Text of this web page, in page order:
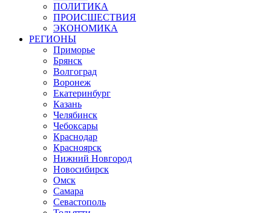
ПОЛИТИКА
ПРОИСШЕСТВИЯ
ЭКОНОМИКА
РЕГИОНЫ
Приморье
Брянск
Волгоград
Воронеж
Екатеринбург
Казань
Челябинск
Чебоксары
Краснодар
Красноярск
Нижний Новгород
Новосибирск
Омск
Самара
Севастополь